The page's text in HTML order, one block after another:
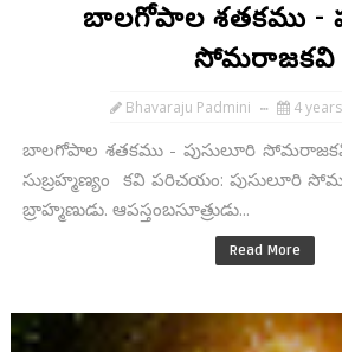
బాలగోపాల శతకము -
సోమరాజకవి
Bhavaraju Padmini 4
బాలగోపాల శతకము - పుసులూరి
సుబ్రహ్మణ్యం కవి పరిచయం: పుసులూరి
బ్రాహ్మణుడు. ఆపస్తంబసూత్రుడు...
Read More